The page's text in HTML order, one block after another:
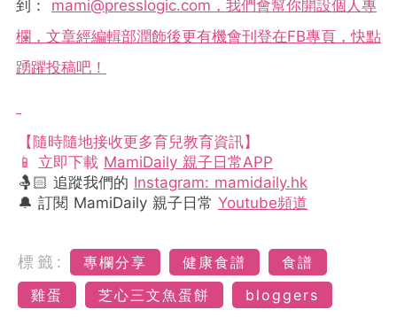
到：
mami@presslogic.com ，我們會幫你開設個人專
欄，文章經編輯部潤飾後更有機會刊登在FB專頁，快點
踴躍投稿吧！
【隨時隨地接收更多育兒教育資訊】
📱 立即下載 MamiDaily 親子日常APP
🤱🏻 追蹤我們的 Instagram: mamidaily.hk
🔔 訂閱 MamiDaily 親子日常 Youtube頻道
標籤: 專欄分享 健康食譜
食譜
雞蛋
芝心三文魚蛋餅 bloggers